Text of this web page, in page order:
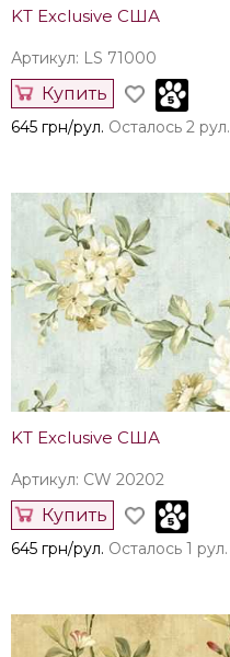
KT Exclusive США
Артикул: LS 71000
Купить
645 грн/рул. Осталось 2 рул.
KT Exclusive США
Артикул: CW 20202
Купить
645 грн/рул. Осталось 1 рул.